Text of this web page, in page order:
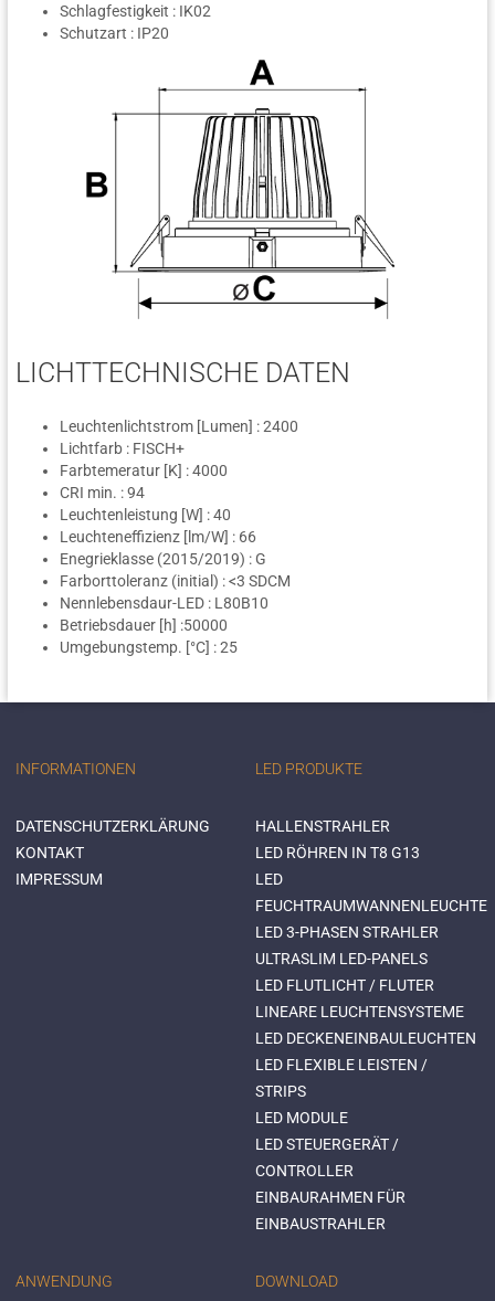
Schlagfestigkeit : IK02
Schutzart : IP20
LICHTTECHNISCHE DATEN
Leuchtenlichtstrom [Lumen] : 2400
Lichtfarb : FISCH+
Farbtemeratur [K] : 4000
CRI min. : 94
Leuchtenleistung [W] : 40
Leuchteneffizienz [lm/W] : 66
Enegrieklasse (2015/2019) : G
Farborttoleranz (initial) : <3 SDCM
Nennlebensdaur-LED : L80B10
Betriebsdauer [h] :50000
Umgebungstemp. [°C] : 25
INFORMATIONEN
DATENSCHUTZERKLÄRUNG
KONTAKT
IMPRESSUM
LED PRODUKTE
HALLENSTRAHLER
LED RÖHREN IN T8 G13
LED
FEUCHTRAUMWANNENLEUCHTE
LED 3-PHASEN STRAHLER
ULTRASLIM LED-PANELS
LED FLUTLICHT / FLUTER
LINEARE LEUCHTENSYSTEME
LED DECKENEINBAULEUCHTEN
LED FLEXIBLE LEISTEN /
STRIPS
LED MODULE
LED STEUERGERÄT /
CONTROLLER
EINBAURAHMEN FÜR
EINBAUSTRAHLER
ANWENDUNG DOWNLOAD